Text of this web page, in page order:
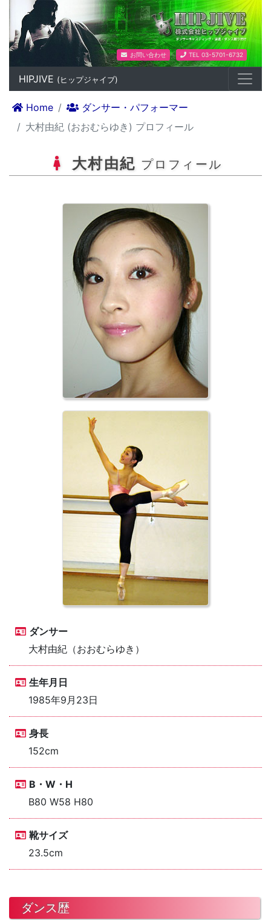
ダンスプロダクション
お問い合わせ TEL 03-5701-6732
HIPJIVE (ヒップジャイブ)
Home
ダンサー・パフォーマー
大村由紀 (おおむらゆき) プロフィール
大村由紀 プロフィール
ダンサー
大村由紀（おおむらゆき）
生年月日
1985年9月23日
身長
152cm
B・W・H
B80 W58 H80
靴サイズ
23.5cm
ダンス歴